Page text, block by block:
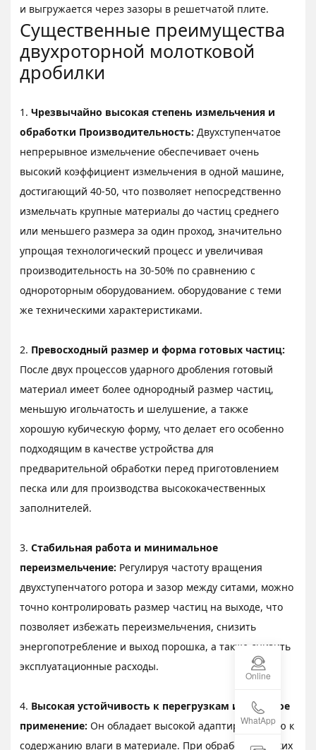
и выгружается через зазоры в решетчатой плите.
Существенные преимущества
двухроторной молотковой
дробилки
1.Чрезвычайно высокая степень измельчения и
обработки Производительность: Двухступенчатое
непрерывное измельчение обеспечивает очень
высокий коэффициент измельчения в одной машине,
достигающий 40-50, что позволяет непосредственно
измельчать крупные материалы до частиц среднего
или меньшего размера за один проход, значительно
упрощая технологический процесс и увеличивая
производительность на 30-50% по сравнению с
однороторным оборудованием. оборудование с теми
же техническими характеристиками.
2. Превосходный размер и форма готовых частиц:
После двух процессов ударного дробления готовый
материал имеет более однородный размер частиц,
меньшую игольчатость и шелушение, а также
хорошую кубическую форму, что делает его особенно
подходящим в качестве устройства для
предварительной обработки перед приготовлением
песка или для производства высококачественных
заполнителей.
3.Стабильная работа и минимальное
переизмельчение: Регулируя частоту вращения
двухступенчатого ротора и зазор между ситами, можно
точно контролировать размер частиц на выходе, что
позволяет избежать переизмельчения, снизить
энергопотребление и выход порошка, а также снизить
эксплуатационные расходы.
4. Высокая устойчивость к перегрузкам и широкое
применение: Он обладает высокой адаптируемостью к
содержанию влаги в материале. При обработке липких
Online
WhatApp